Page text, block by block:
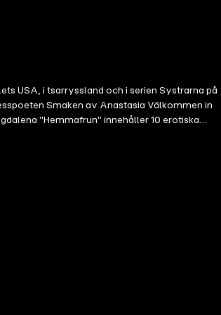
USA, i tsarryssland och i serien Systrarna på
Smaken av Anastasia Välkommen in
"Hemmafrun" innehåller 10 erotiska